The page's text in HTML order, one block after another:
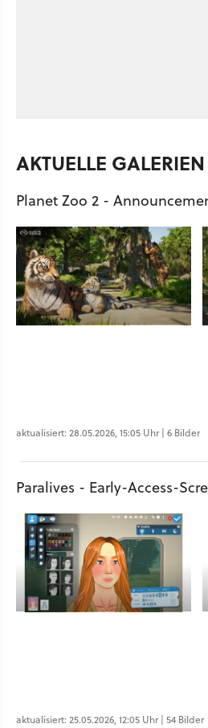
AKTUELLE GALERIEN
Planet Zoo 2 -
aktualisiert: 28.05.2026, 15:05 Uhr | 6 Bilder
Paralives - Early-Access-
aktualisiert: 25.05.2026, 12:05 Uhr | 54 Bilder